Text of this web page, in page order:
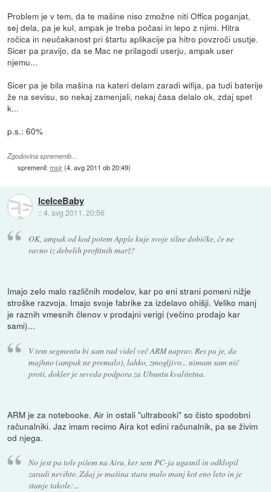
Problem je v tem, da te mašine niso zmožne niti Offica poganjat,
sej dela, pa je kul, ampak je treba počasi in lepo z njimi. Hitra
ročica in neučakanost pri štartu aplikacije pa hitro povzroči usutje.
Sicer pa pravijo, da se Mac ne prilagodi userju, ampak user
njemu...
Sicer pa je bila mašina na kateri delam zaradi wifija, pa tudi baterije
že na sevisu, so nekaj zamenjali, nekaj časa delalo ok, zdaj spet
k...
p.s.: 60%
Zgodovina sprememb…
spremenil:msjr(4. avg 2011 ob 20:49)
IceIceBaby
::4. avg 2011, 20:56
OK, ampak od kod potem Apple kuje svoje silne dobičke, če ne
ravno iz debelih profitnih marž?
Imajo zelo malo različnih modelov, kar po eni strani pomeni nižje
stroške razvoja. Imajo svoje fabrike za izdelavo ohišji. Veliko manj
je raznih vmesnih členov v prodajni verigi (večino prodajo kar
sami)...
V tem segmentu bi sam rad videl več ARM naprav. Res pa je, da
majhno (ampak ne premalo), lahko, zmogljivo... nimam sam nič
proti, dokler je seveda podpora za Ubuntu kvalitetna.
ARM je za notebooke. Air in ostali "ultrabooki" so čisto spodobni
računalniki. Jaz imam recimo Aira kot edini računalnik, pa se živim
od njega.
No jest pa tole pišem na Airu, ker sem PC-ja ugasnil in odklopil
zaradi nevihte. Zdaj je mašina stara malo manj kot eno leto in je
stanje takole:...